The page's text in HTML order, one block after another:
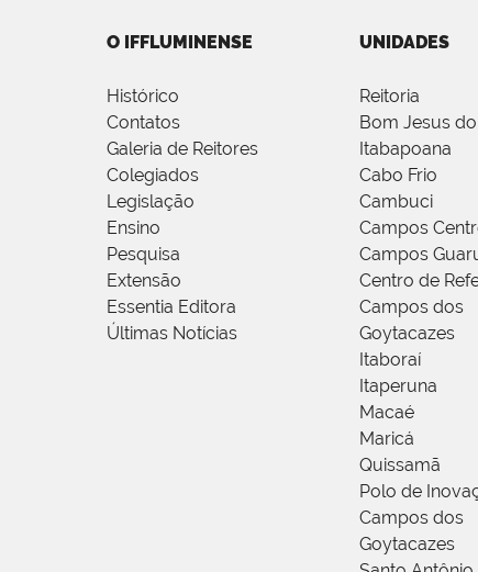
O IFFLUMINENSE
Histórico
Contatos
Galeria de Reitores
Colegiados
Legislação
Ensino
Pesquisa
Extensão
Essentia Editora
Últimas Notícias
UNIDADES
Reitoria
Bom Jesus do
Itabapoana
Cabo Frio
Cambuci
Campos
Campos
Centro de
Campos dos
Goytacazes
Itaboraí
Itaperuna
Macaé
Maricá
Quissamã
Polo de
Campos dos
Goytacazes